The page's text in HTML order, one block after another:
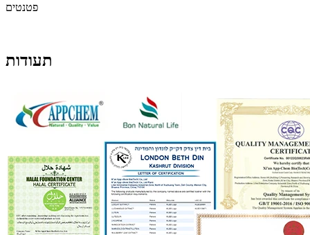
פטנטים
תעודות